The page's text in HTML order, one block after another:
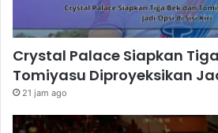
Crystal Palace Siapkan
Tomiyasu Diproyeksikan
21 jam ago